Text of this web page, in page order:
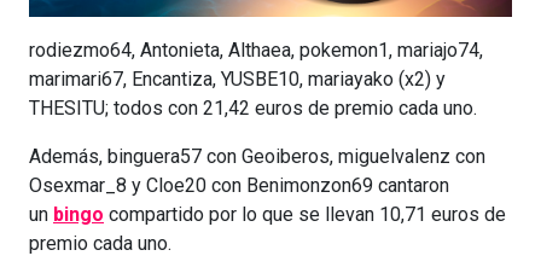
rodiezmo64, Antonieta, Althaea, pokemon1, mariajo74,
marimari67, Encantiza, YUSBE10, mariayako (x2) y
THESITU; todos con 21,42 euros de premio cada uno.
Además, binguera57 con Geoiberos, miguelvalenz con
Osexmar_8 y Cloe20 con Benimonzon69 cantaron
un bingo compartido por lo que se llevan 10,71 euros de
premio cada uno.